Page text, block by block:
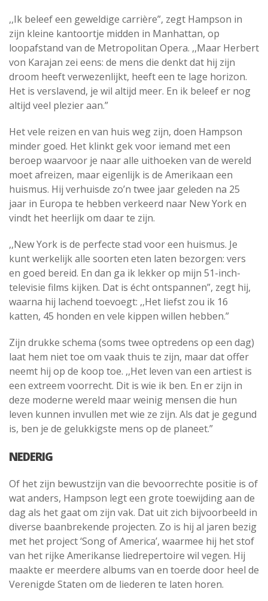
,,Ik beleef een geweldige carrière”, zegt Hampson in
zijn kleine kantoortje midden in Manhattan, op
loopafstand van de Metropolitan Opera. ,,Maar Herbert
von Karajan zei eens: de mens die denkt dat hij zijn
droom heeft verwezenlijkt, heeft een te lage horizon.
Het is verslavend, je wil altijd meer. En ik beleef er nog
altijd veel plezier aan.”
Het vele reizen en van huis weg zijn, doen Hampson
minder goed. Het klinkt gek voor iemand met een
beroep waarvoor je naar alle uithoeken van de wereld
moet afreizen, maar eigenlijk is de Amerikaan een
huismus. Hij verhuisde zo’n twee jaar geleden na 25
jaar in Europa te hebben verkeerd naar New York en
vindt het heerlijk om daar te zijn.
,,New York is de perfecte stad voor een huismus. Je
kunt werkelijk alle soorten eten laten bezorgen: vers
en goed bereid. En dan ga ik lekker op mijn 51-inch-
televisie films kijken. Dat is écht ontspannen”, zegt hij,
waarna hij lachend toevoegt: ,,Het liefst zou ik 16
katten, 45 honden en vele kippen willen hebben.”
Zijn drukke schema (soms twee optredens op een dag)
laat hem niet toe om vaak thuis te zijn, maar dat offer
neemt hij op de koop toe. ,,Het leven van een artiest is
een extreem voorrecht. Dit is wie ik ben. En er zijn in
deze moderne wereld maar weinig mensen die hun
leven kunnen invullen met wie ze zijn. Als dat je gegund
is, ben je de gelukkigste mens op de planeet.”
NEDERIG
Of het zijn bewustzijn van die bevoorrechte positie is of
wat anders, Hampson legt een grote toewijding aan de
dag als het gaat om zijn vak. Dat uit zich bijvoorbeeld in
diverse baanbrekende projecten. Zo is hij al jaren bezig
met het project ‘Song of America’, waarmee hij het stof
van het rijke Amerikanse liedrepertoire wil vegen. Hij
maakte er meerdere albums van en toerde door heel de
Verenigde Staten om de liederen te laten horen.